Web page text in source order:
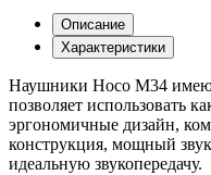
Описание
Характеристики
Наушники Hoco M34
позволяет использовать
эргономичные дизайн,
конструкция, мощный
идеальную звукопередачу.